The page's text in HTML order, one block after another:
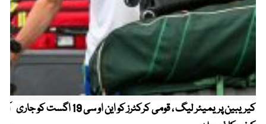
کیریبین پریمیئر لیگ ، قومی کرکٹرز کو این او سی 19 اگست کو جاری